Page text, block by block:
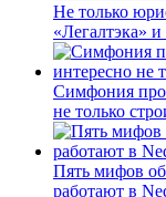
Не только
«Легалтэка»
Симфония
не только
Пять мифов
работают в